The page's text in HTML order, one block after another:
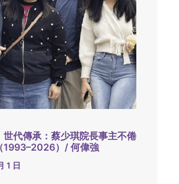
世代傳承：蔡少琪院長事主不倦
1993–2026）/ 何偉強
1 日